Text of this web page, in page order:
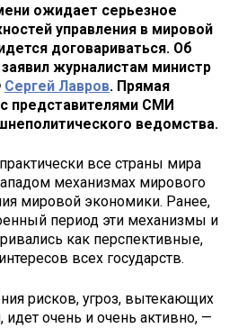
ожидает серьезное
управления в мировой
договариваться. Об
журналистам министр
Сергей Лавров. Прямая
представителями СМИ
ведомства.
все страны мира
механизмах мирового
мировой экономики. Ранее,
период эти механизмы и
как перспективные,
всех государств.
рисков, угроз, вытекающих
идет очень и очень активно, —